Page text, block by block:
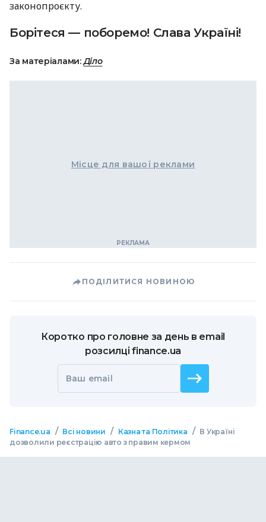
законопроєкту.
Борітеся — поборемо! Слава Україні!
За матеріалами:Діло
Місце для вашої реклами
ПОДІЛИТИСЯ НОВИНОЮ
Коротко про головне за день в email
розсилці finance.ua
Ваш email
Finance.ua / Всі новини / Казна та Політика / В Україні
дозволили реєстрацію авто з правим кермом